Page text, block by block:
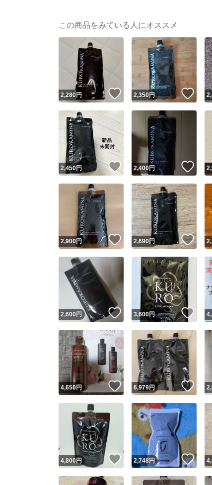
この商品をみている人にオススメ
2,280円 いいね！
2,350円 い
2,450円 いいね！
2,400円 い
2,900円 いいね！
2,690円 い
2,600円 いいね！
3,600円 い
4,650円 いいね！
6,979円 い
4,800円 いいね！
2,748円 い